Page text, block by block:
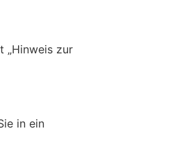
„Hinweis zur
in ein